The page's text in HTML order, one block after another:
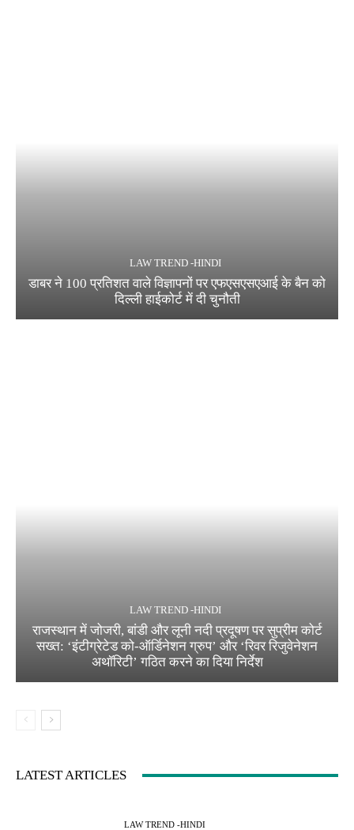
LAW TREND -HINDI
डाबर ने 100 प्रतिशत वाले विज्ञापनों पर एफएसएसएआई के बैन को
दिल्ली हाईकोर्ट में दी चुनौती
LAW TREND -HINDI
राजस्थान में जोजरी, बांडी और लूनी नदी प्रदूषण पर सुप्रीम कोर्ट
सख्त: ‘इंटीग्रेटेड को-ऑर्डिनेशन ग्रुप’ और ‘रिवर रिजुवेनेशन
अथॉरिटी’ गठित करने का दिया निर्देश
LATEST ARTICLES
LAW TREND -HINDI